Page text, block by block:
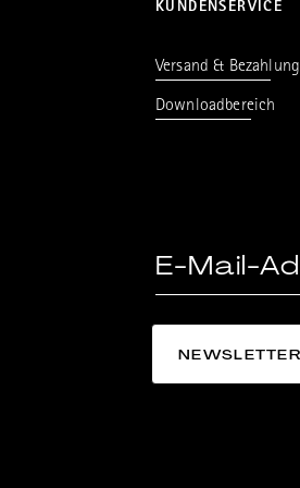
KUNDENSERVICE
Versand & Bezahlung
Downloadbereich